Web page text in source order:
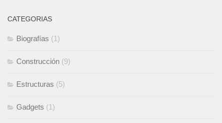
CATEGORIAS
Biografías (1)
Construcción (9)
Estructuras (5)
Gadgets (1)